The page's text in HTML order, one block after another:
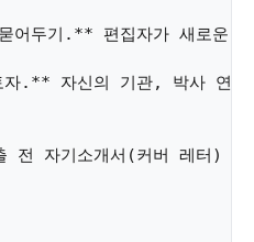
어두기.** 편집자가 새로운
.** 자신의 기관, 박사 연구
전 자기소개서(커버 레터